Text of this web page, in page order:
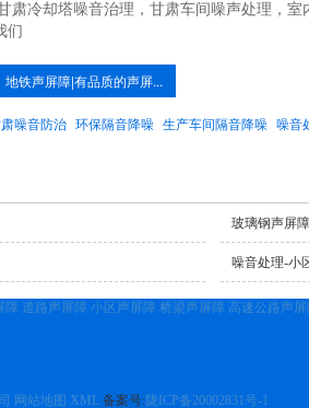
肃冷却塔噪音治理，甘肃车间噪声处理，
们
地铁声屏障|有品质的声屏...
噪音防治 环保隔音降噪 生产车间隔音降噪 噪音
玻璃钢声屏
噪音处理-小
障 道路声屏障 小区声屏障 桥梁声屏障 高速公路声屏
网站地图 XML 备案号:陇ICP备20002831号-1